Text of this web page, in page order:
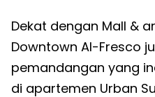
Dekat dengan Mall &
Downtown Al-Fresco
pemandangan yang
di apartemen Urban